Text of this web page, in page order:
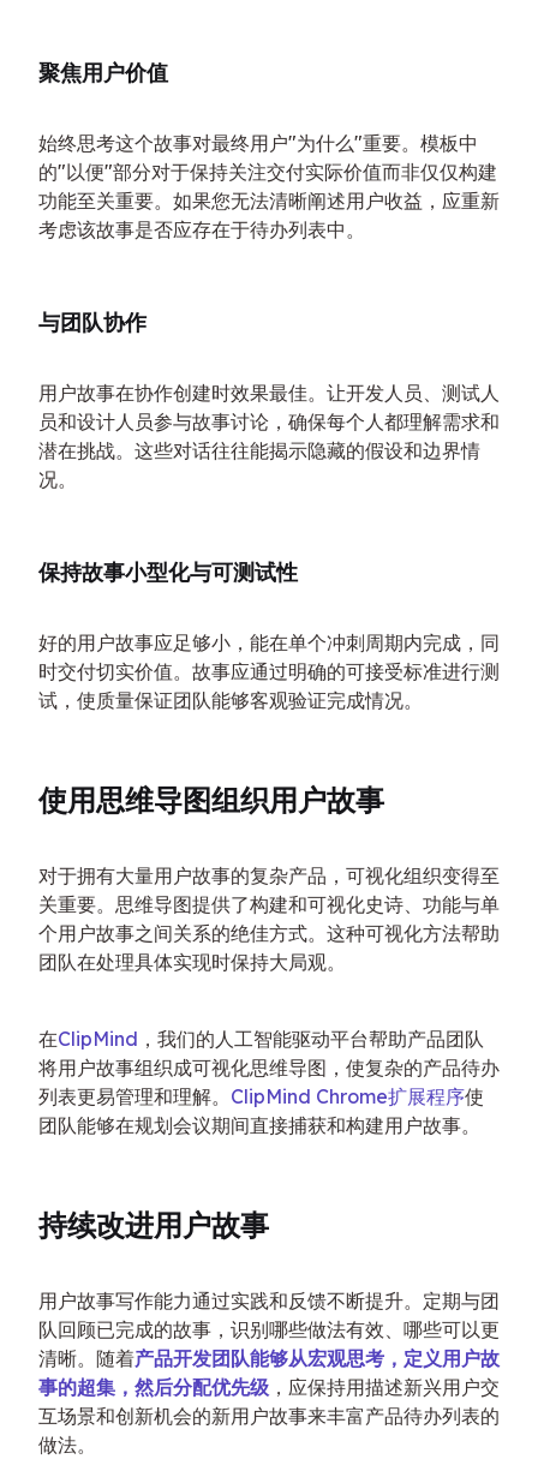
聚焦用户价值
始终思考这个故事对最终用户"为什么"重要。模板中
的"以便"部分对于保持关注交付实际价值而非仅仅构建
功能至关重要。如果您无法清晰阐述用户收益，应重新
考虑该故事是否应存在于待办列表中。
与团队协作
用户故事在协作创建时效果最佳。让开发人员、测试人
员和设计人员参与故事讨论，确保每个人都理解需求和
潜在挑战。这些对话往往能揭示隐藏的假设和边界情
况。
保持故事小型化与可测试性
好的用户故事应足够小，能在单个冲刺周期内完成，同
时交付切实价值。故事应通过明确的可接受标准进行测
试，使质量保证团队能够客观验证完成情况。
使用思维导图组织用户故事
对于拥有大量用户故事的复杂产品，可视化组织变得至
关重要。思维导图提供了构建和可视化史诗、功能与单
个用户故事之间关系的绝佳方式。这种可视化方法帮助
团队在处理具体实现时保持大局观。
在ClipMind ，我们的人工智能驱动平台帮助产品团队
将用户故事组织成可视化思维导图，使复杂的产品待办
列表更易管理和理解。 ClipMind Chrome扩展程序使
团队能够在规划会议期间直接捕获和构建用户故事。
持续改进用户故事
用户故事写作能力通过实践和反馈不断提升。定期与团
队回顾已完成的故事，识别哪些做法有效、哪些可以更
清晰。随着产品开发团队能够从宏观思考，定义用户故
事的超集，然后分配优先级 ，应保持用描述新兴用户交
互场景和创新机会的新用户故事来丰富产品待办列表的
做法。